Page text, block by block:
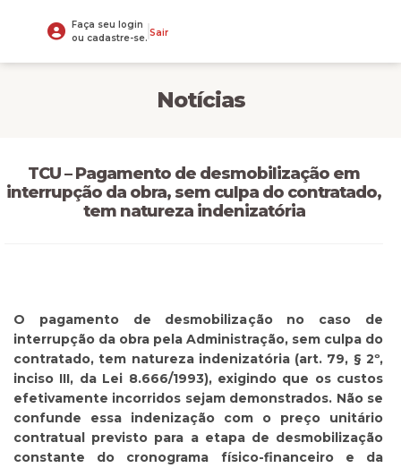
Faça seu login
ou cadastre-se. Sair
Notícias
TCU – Pagamento de desmobilização em
interrupção da obra, sem culpa do contratado,
tem natureza indenizatória
O pagamento de desmobilização no caso de
interrupção da obra pela Administração, sem culpa do
contratado, tem natureza indenizatória (art. 79, § 2º,
inciso III, da Lei 8.666/1993), exigindo que os custos
efetivamente incorridos sejam demonstrados. Não se
confunde essa indenização com o preço unitário
contratual previsto para a etapa de desmobilização
constante do cronograma físico-financeiro e da